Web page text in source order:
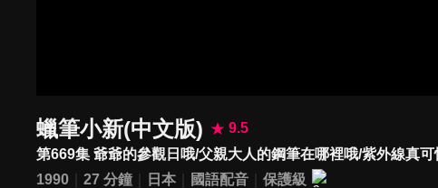
蠟筆小新(中文版)
9.5
第669集 爺爺的參觀日哦/父親大人的鋼筆在哪裡哦/紫外線真可
1990
27 分鐘 日本 國語配音
保護級